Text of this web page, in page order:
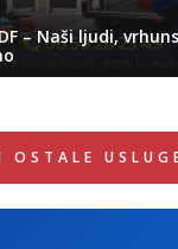
– Naši ljudi,
OSTALE